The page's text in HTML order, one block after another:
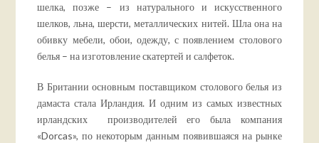
шелка, позже – из натурального и искусственного
шелков, льна, шерсти, металлических нитей. Шла она на
обивку мебели, обои, одежду, с появлением столового
белья – на изготовление скатертей и салфеток.
В Британии основным поставщиком столового белья из
дамаста стала Ирландия. И одним из самых известных
ирландских производителей его была компания
«Dorcas», по некоторым данным появившаяся на рынке